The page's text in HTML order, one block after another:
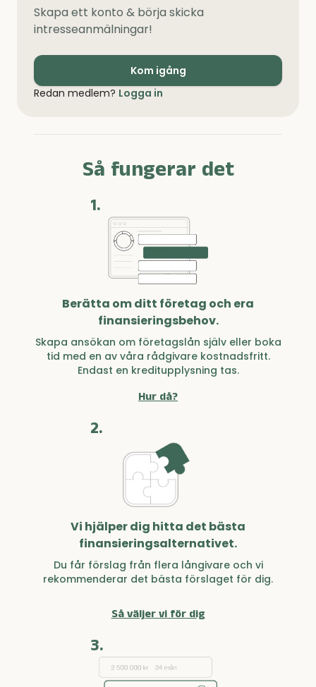
Skapa ett konto & börja skicka
intresseanmälningar!
Kom igång
Redan medlem? Logga in
Så fungerar det
1.
Berätta om ditt företag och era
finansieringsbehov.
Skapa ansökan om företagslån själv eller boka
tid med en av våra rådgivare kostnadsfritt.
Endast en kreditupplysning tas.
Hur då?
2.
Vi hjälper dig hitta det bästa
finansieringsalternativet.
Du får förslag från flera långivare och vi
rekommenderar det bästa förslaget för dig.
Så väljer vi för dig
3.